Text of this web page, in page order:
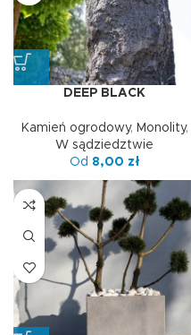
DEEP BLACK
Kamień ogrodowy, Monolity,
W sądziedztwie
Od 8,00 zł